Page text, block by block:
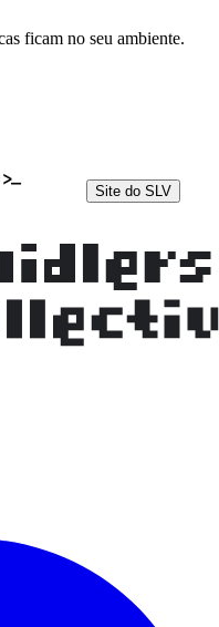
ficam no seu ambiente.
Site do SLV